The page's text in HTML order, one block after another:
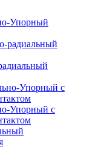
Упорный
Упорный с